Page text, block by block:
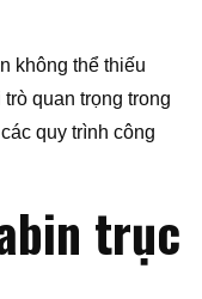
không thể thiếu
quan trọng trong
quy trình công
trục